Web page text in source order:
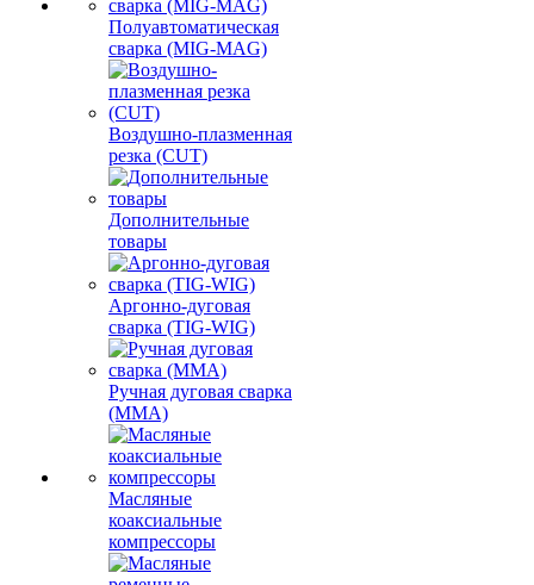
Полуавтоматическая
сварка (MIG-MAG)
Воздушно-плазменная
резка (CUT)
Дополнительные
товары
Аргонно-дуговая
сварка (TIG-WIG)
Ручная дуговая сварка
(MMA)
Масляные
коаксиальные
компрессоры